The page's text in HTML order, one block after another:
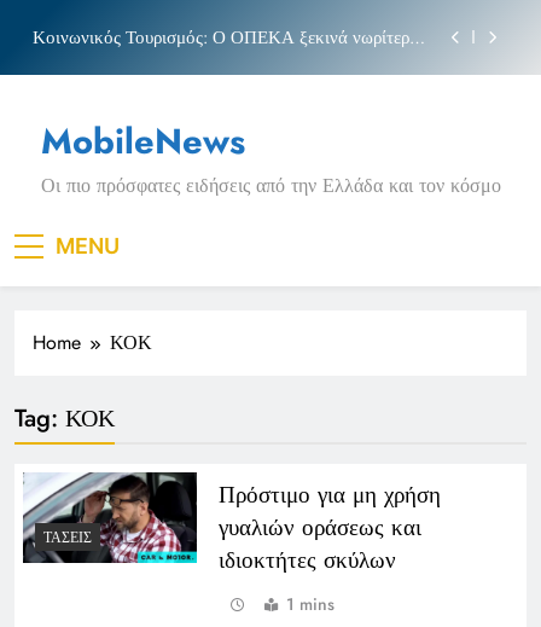
content
Κοινωνικός Τουρισμός: Ο ΟΠΕΚΑ ξεκινά νωρίτερα
Νέα Κρήτη: Σαρακήνικο και η φράση «Κρήτη
ΟΦΗ»
Πριγκιπάτο Στάδιο
Κοινωνικός Τουρισμός: Ο ΟΠΕΚΑ ξεκινά νωρίτερα
τις αιτήσεις
Μπέσσυ αργυράκη
Νέα Κρήτη: Σαρακήνικο και η φράση «Κρήτη
MobileNews
Οι πιο πρόσφατες ειδήσεις από την Ελλάδα και τον κόσμο
MENU
Home ΚΟΚ
Tag: ΚΟΚ
ΤΆΣΕΙΣ
Πρόστιμο για μη χρήση
γυαλιών οράσεως και
ιδιοκτήτες σκύλων
1 mins